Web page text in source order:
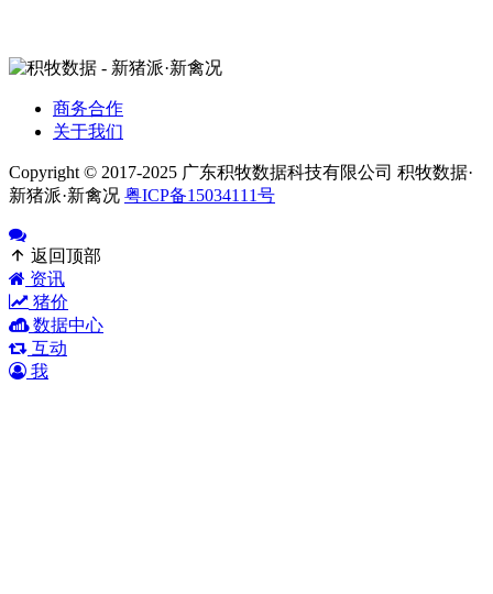
商务合作
关于我们
Copyright © 2017-2025 广东积牧数据科技有限公司 积牧数据·
新猪派·新禽况 粤ICP备15034111号
返回顶部
资讯
猪价
数据中心
互动
我